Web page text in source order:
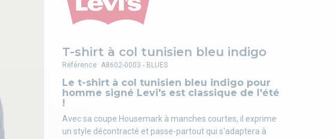
T-shirt à col tunisien bleu indigo
Le t-shirt à col tunisien bleu indigo pour
homme signé Levi's est classique de l'été
!
Avec sa coupe Housemark à manches courtes, il exprime
un style décontracté et passe-partout qui s'adaptera à
Référence: A8602-0003 - BLUES